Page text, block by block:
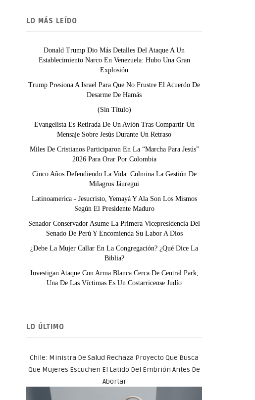
LO MÁS LEÍDO
Donald Trump Dio Más Detalles Del Ataque A Un
Establecimiento Narco En Venezuela: Hubo Una Gran
Explosión
Trump Presiona A Israel Para Que No Frustre El Acuerdo De
Desarme De Hamás
(sin Título)
Evangelista Es Retirada De Un Avión Tras Compartir Un
Mensaje Sobre Jesús Durante Un Retraso
Miles De Cristianos Participaron En La “Marcha Para Jesús”
2026 Para Orar Por Colombia
Cinco Años Defendiendo La Vida: Culmina La Gestión De
Milagros Jáuregui
Latinoamerica - Jesucristo, Yemayá Y Ala Son Los Mismos
Según El Presidente Maduro
Senador Conservador Asume La Primera Vicepresidencia Del
Senado De Perú Y Encomienda Su Labor A Dios
¿Debe La Mujer Callar En La Congregación? ¿Qué Dice La
Biblia?
Investigan Ataque Con Arma Blanca Cerca De Central Park;
Una De Las Víctimas Es Un Costarricense Judío
LO ÚLTIMO
Chile: Ministra De Salud Rechaza Proyecto Que Busca
Que Mujeres Escuchen El Latido Del Embrión Antes De
Abortar